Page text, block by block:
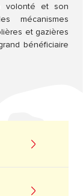
volonté et son
mécanismes
et gazières
bénéficiaire